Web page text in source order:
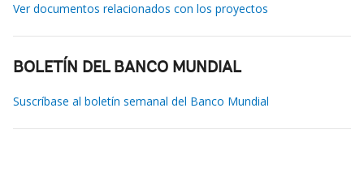
Ver documentos relacionados con los proyectos
BOLETÍN DEL BANCO MUNDIAL
Suscríbase al boletín semanal del Banco Mundial